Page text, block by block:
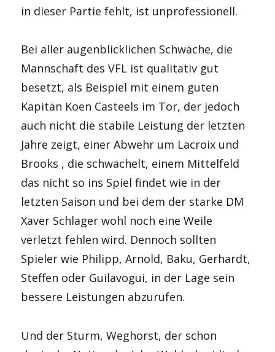
in dieser Partie fehlt, ist unprofessionell.
Bei aller augenblicklichen Schwäche, die
Mannschaft des VFL ist qualitativ gut
besetzt, als Beispiel mit einem guten
Kapitän Koen Casteels im Tor, der jedoch
auch nicht die stabile Leistung der letzten
Jahre zeigt, einer Abwehr um Lacroix und
Brooks , die schwächelt, einem Mittelfeld
das nicht so ins Spiel findet wie in der
letzten Saison und bei dem der starke DM
Xaver Schlager wohl noch eine Weile
verletzt fehlen wird. Dennoch sollten
Spieler wie Philipp, Arnold, Baku, Gerhardt,
Steffen oder Guilavogui, in der Lage sein
bessere Leistungen abzurufen.
Und der Sturm, Weghorst, der schon